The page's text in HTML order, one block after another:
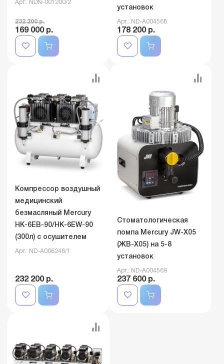
Арт.: NDN-001200/2
232 200 р.
169 000 р.
установок
Арт.: ND-A004568
178 200 р.
Компрессор воздушный
медицинский
безмасляный Mercury
HK-6EВ-90/HK-6EW-90
(300л) с осушителем
Арт.: ND-A006248/1
232 200 р.
Стоматологическая
помпа Mercury JW-X05
(ЖВ-Х05) на 5-8
установок
Арт.: ND-A004569
237 600 р.